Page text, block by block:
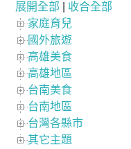
展開全部
收合全部
家庭育兒
國外旅遊
高雄美食
高雄地區
台南美食
台南地區
台灣各縣市
其它主題